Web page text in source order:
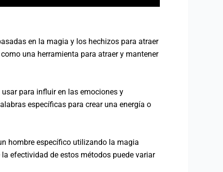
en la magia y los hechizos para atraer
una herramienta para atraer y mantener
para influir en las emociones y
específicas para crear una energía o
hombre específico utilizando la magia
efectividad de estos métodos puede variar